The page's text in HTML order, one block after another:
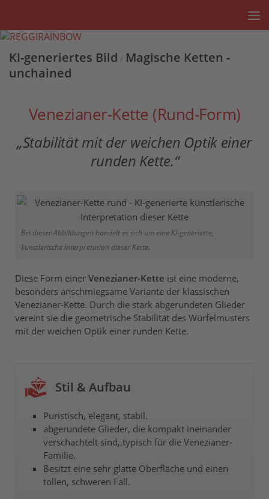
KI-generiertes Bild / Magische Ketten -
unchained
Venezianer-Kette (Rund-Form)
„Stabilität mit der weichen Optik einer
runden Kette.“
Bei dieser Abbildungen handelt es sich um eine KI-generierte,
künstlerische Interpretation dieser Kette.
Diese Form einer Venezianer-Kette ist eine moderne,
besonders anschmiegsame Variante der klassischen
Venezianer-Kette. Durch die stark abgerundeten Glieder
vereint sie die geometrische Stabilität des Würfelmusters
mit der weichen Optik einer runden Kette.
Stil & Aufbau
Puristisch, elegant, stabil.
abgerundete Glieder, die kompakt ineinander
verschachtelt sind,.typisch für die Venezianer-
Familie.
Besitzt eine sehr glatte Oberfläche und einen
tollen, schweren Fall.